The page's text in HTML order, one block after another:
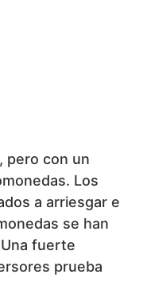
pero con un
Los
a arriesgar e
se han
fuerte
prueba